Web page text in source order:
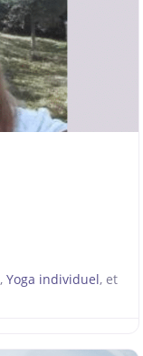
, Yoga individuel, et